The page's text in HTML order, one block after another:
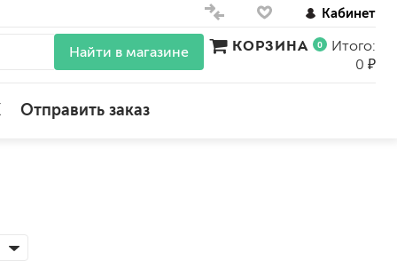
Кабинет
Найти в магазине КОРЗИНА 0
Итого:
0 ₽
Отправить заказ